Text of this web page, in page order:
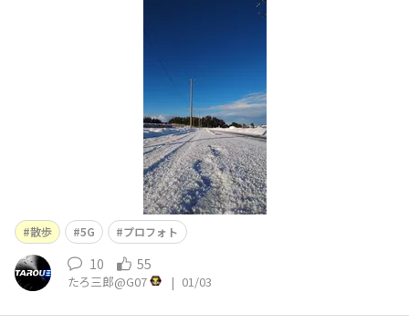
散歩 5G プロフォト
10 55
たろ三郎@G07 | 01/03